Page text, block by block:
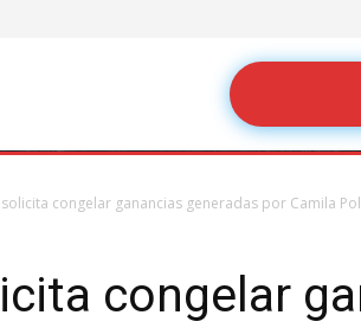
solicita congelar ganancias generadas por Camila
congelar